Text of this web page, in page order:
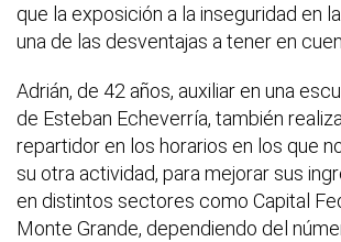
que la exposición a la inseguridad en
una de las desventajas a tener en
Adrián, de 42 años, auxiliar en una
de Esteban Echeverría, también
repartidor en los horarios en los que
su otra actividad, para mejorar sus
en distintos sectores como Capital
Monte Grande, dependiendo del